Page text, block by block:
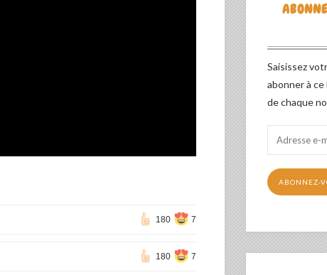
180 7
180 7
Saisissez
abonner à
de chaque
mail
ABONNEZ-